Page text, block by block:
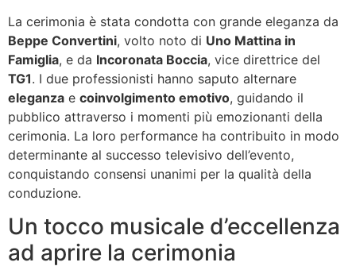
La cerimonia è stata condotta con grande eleganza da
Beppe Convertini, volto noto di Uno Mattina in
Famiglia, e da Incoronata Boccia, vice direttrice del
TG1. I due professionisti hanno saputo alternare
eleganza e coinvolgimento emotivo, guidando il
pubblico attraverso i momenti più emozionanti della
cerimonia. La loro performance ha contribuito in modo
determinante al successo televisivo dell’evento,
conquistando consensi unanimi per la qualità della
conduzione.
Un tocco musicale d’eccellenza
ad aprire la cerimonia